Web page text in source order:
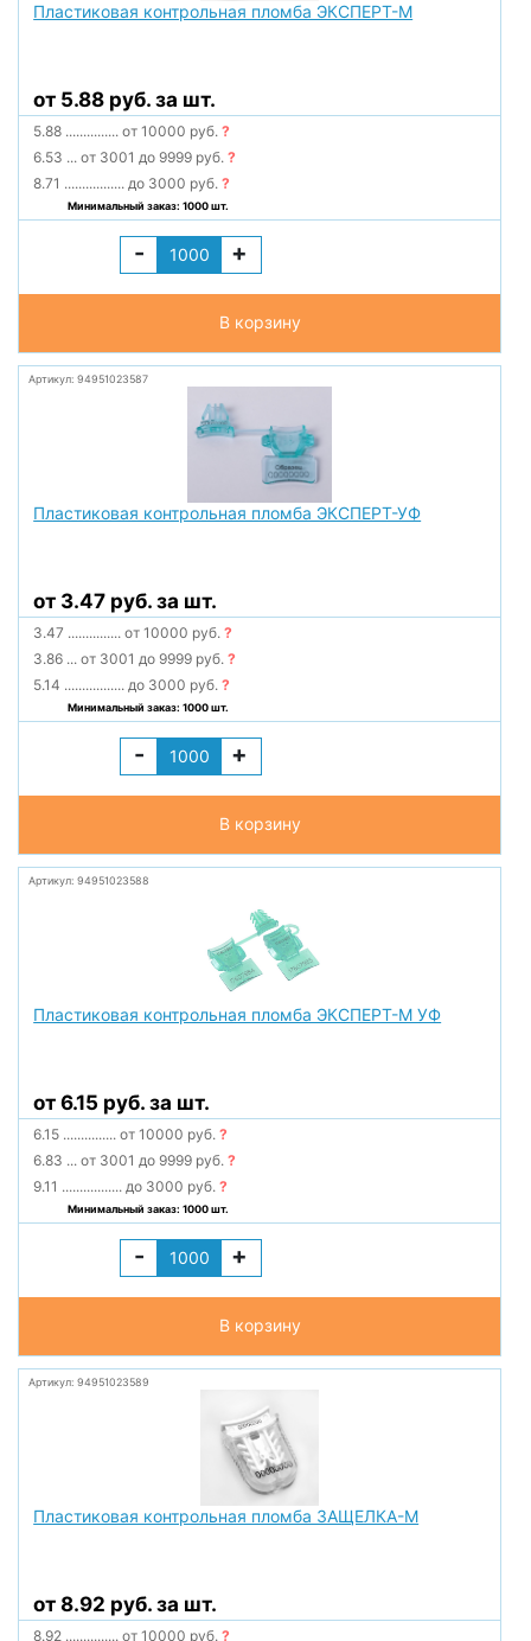
Пластиковая контрольная пломба ЭКСПЕРТ-М
от 5.88 руб. за шт.
5.88 ............... от 10000 руб.?
6.53 ... от 3001 до 9999 руб.?
8.71 ................. до 3000 руб.?
Минимальный заказ: 1000 шт.
- +
В корзину
Артикул: 94951023587
Пластиковая контрольная пломба ЭКСПЕРТ-УФ
от 3.47 руб. за шт.
3.47 ............... от 10000 руб.?
3.86 ... от 3001 до 9999 руб.?
5.14 ................. до 3000 руб.?
Минимальный заказ: 1000 шт.
- +
В корзину
Артикул: 94951023588
Пластиковая контрольная пломба ЭКСПЕРТ-М УФ
от 6.15 руб. за шт.
6.15 ............... от 10000 руб.?
6.83 ... от 3001 до 9999 руб.?
9.11 ................. до 3000 руб.?
Минимальный заказ: 1000 шт.
- +
В корзину
Артикул: 94951023589
Пластиковая контрольная пломба ЗАЩЕЛКА-М
от 8.92 руб. за шт.
8.92 ............... от 10000 руб.?